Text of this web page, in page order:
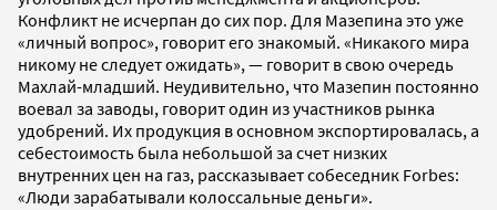
Конфликт не исчерпан до сих пор. Для Мазепина это уже
«личный вопрос», говорит его знакомый. «Никакого мира
никому не следует ожидать», — говорит в свою очередь
Махлай-младший. Неудивительно, что Мазепин постоянно
воевал за заводы, говорит один из участников рынка
удобрений. Их продукция в основном экспортировалась, а
себестоимость была небольшой за счет низких
внутренних цен на газ, рассказывает собеседник Forbes:
«Люди зарабатывали колоссальные деньги».